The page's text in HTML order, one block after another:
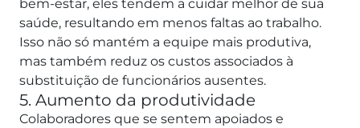
bem-estar, eles tendem a cuidar melhor de sua
saúde, resultando em menos faltas ao trabalho.
Isso não só mantém a equipe mais produtiva,
mas também reduz os custos associados à
substituição de funcionários ausentes.
5. Aumento da produtividade
Colaboradores que se sentem apoiados e